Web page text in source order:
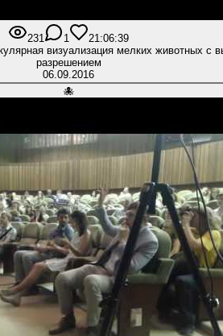
231 1 21:06:39
визуализация мелких животных с
разрешением
06.09.2016
🐙